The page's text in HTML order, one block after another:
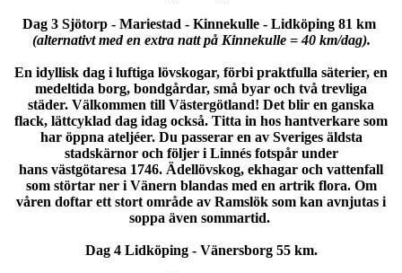
Dag 3 Sjötorp - Mariestad - Kinnekulle - Lidköping 81 km
(alternativt med en extra natt på Kinnekulle = 40 km/dag).
En idyllisk dag i luftiga lövskogar, förbi praktfulla säterier, en
medeltida borg, bondgårdar, små byar och två trevliga
städer. Välkommen till Västergötland! Det blir en ganska
flack, lättcyklad dag idag också. Titta in hos hantverkare som
har öppna ateljéer. Du passerar en av Sveriges äldsta
stadskärnor och följer i Linnés fotspår under
hans västgötaresa 1746. Ädellövskog, ekhagar och vattenfall
som störtar ner i Vänern blandas med en artrik flora. Om
våren doftar ett stort område av Ramslök som kan avnjutas i
soppa även sommartid.
Dag 4 Lidköping - Vänersborg 55 km.